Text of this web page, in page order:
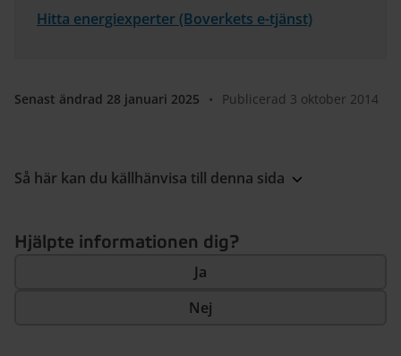
Hitta energiexperter (Boverkets e-tjänst)
Senast ändrad 28 januari 2025 • Publicerad 3 oktober 2014
Så här kan du källhänvisa till denna sida
Hjälpte informationen dig?
Ja
Nej